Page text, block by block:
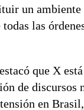
un
las
que X
de discursos
en